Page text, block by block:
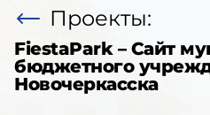
Проекты:
FiestaPark – Cайт
бюджетного
Новочеркасска